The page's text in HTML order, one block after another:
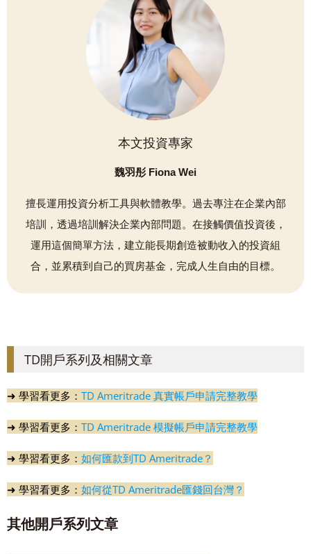
本文投資專家
魏羽彤 Fiona Wei
擅長運用投資分析工具與軟體教學。過去專注在企業內部
培訓，透過培訓解決企業內部問題。在接觸價值投資後，
運用這個簡單方法，建立能長期創造被動收入的投資組
合，並累積到自己的買房基金，完成人生自由的目標。
TD開戶系列及相關文章
➜ 學習看更多： TD Ameritrade 真實帳戶申請完整教學
➜ 學習看更多： TD Ameritrade 模擬帳戶申請完整教學
➜ 學習看更多： 如何匯款到TD Ameritrade？
➜ 學習看更多： 如何從TD Ameritrade匯錢回台灣？
其他開戶系列文章